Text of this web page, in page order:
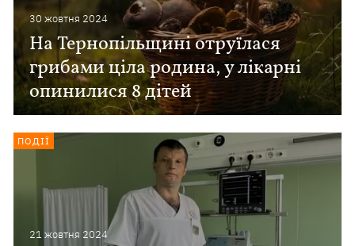
30 жовтня 2024
На Тернопільщині отруїлася
грибами ціла родина, у лікарні
опинилися 8 дітей
21 жовтня 2024
ПОДІЇ